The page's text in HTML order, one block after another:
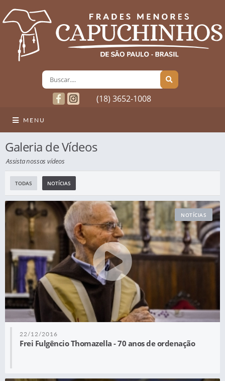
(18) 3652-1008
MENU
Galeria de Vídeos
Assista nossos vídeos
TODAS NOTÍCIAS
22/12/2016
Frei Fulgêncio Thomazella - 70 anos de ordenação
NOTÍCIAS